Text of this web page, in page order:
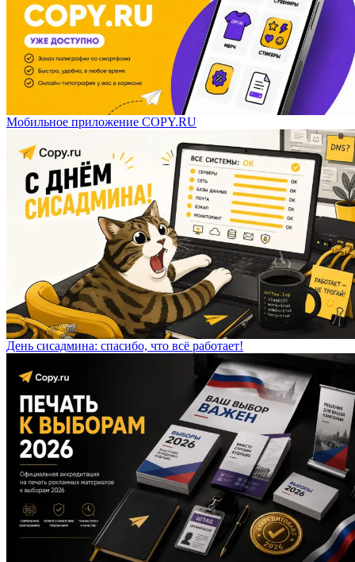
Мобильное приложение COPY.RU
День сисадмина: спасибо, что всё работает!